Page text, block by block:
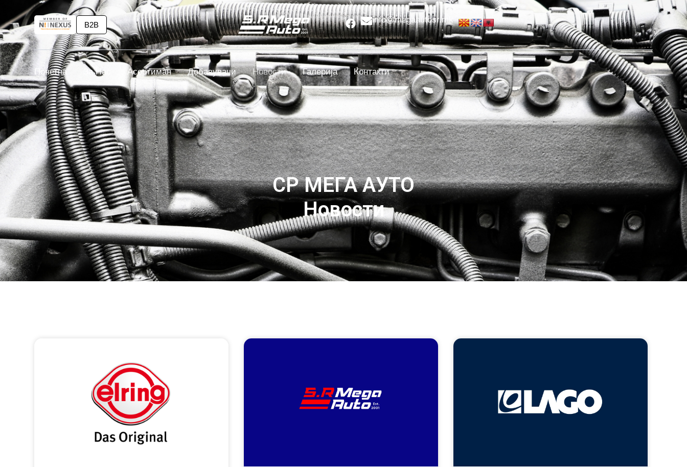
B2B
info@megaautosr.mk
Почетна За Нас Асортиман Добавувачи Новости Галерија Контакти
СР МЕГА АУТО
Новости